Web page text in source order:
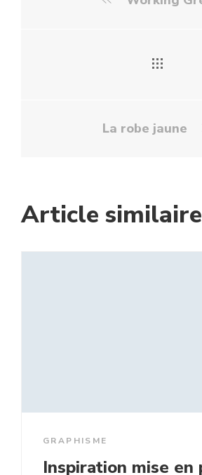
La robe jaune
Article similaire
GRAPHISME
Inspiration mise en